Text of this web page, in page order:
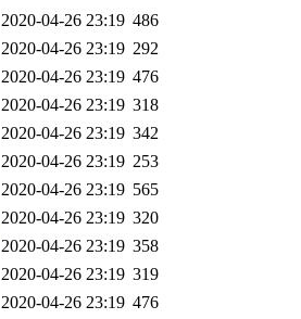
2020-04-26 23:19 486
2020-04-26 23:19 292
2020-04-26 23:19 476
2020-04-26 23:19 318
2020-04-26 23:19 342
2020-04-26 23:19 253
2020-04-26 23:19 565
2020-04-26 23:19 320
2020-04-26 23:19 358
2020-04-26 23:19 319
2020-04-26 23:19 476